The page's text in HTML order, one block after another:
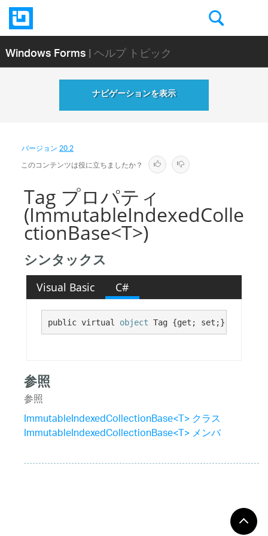
Windows Forms| ヘルプ トピック
ナビゲーションを表示
バージョン20.2
このコンテンツは役に立ちましたか？
Tag プロパティ
(ImmutableIndexedColle
ctionBase<T>)
シンタックス
Visual Basic C#
public virtual object Tag {get; set;}
参照
参照
ImmutableIndexedCollectionBase<T> クラス
ImmutableIndexedCollectionBase<T> メンバ